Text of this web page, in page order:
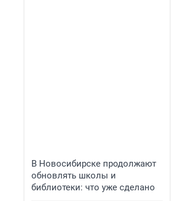
В Новосибирске продолжают
обновлять школы и
библиотеки: что уже сделано